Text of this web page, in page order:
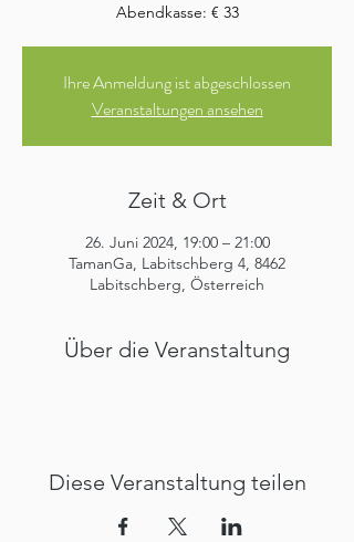
Abendkasse: € 33
Ihre Anmeldung ist abgeschlossen
Veranstaltungen ansehen
Zeit & Ort
26. Juni 2024, 19:00 – 21:00
TamanGa, Labitschberg 4, 8462
Labitschberg, Österreich
Über die Veranstaltung
Diese Veranstaltung teilen